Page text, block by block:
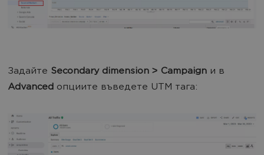
Задайте Secondary dimension ˃ Campaign и в
Advanced опциите въведете UTM тага: